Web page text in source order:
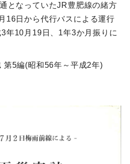
となっていたJR豊肥線の緒方
16日から代行バスによる運行
年10月19日、1年3か月振りに
第5編(昭和56年～平成2年)